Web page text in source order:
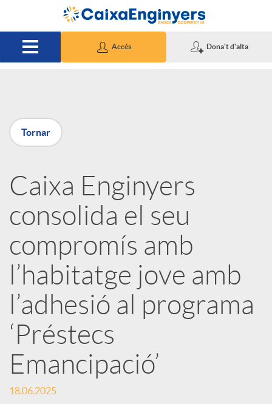
Salta al contingut principal
Accés Dona't d'alta
P
u
b
l
i
c
a
d
Tornar
Caixa Enginyers
consolida el seu
compromís amb
l’habitatge jove amb
l’adhesió al programa
‘Préstecs
Emancipació’
18.06.2025